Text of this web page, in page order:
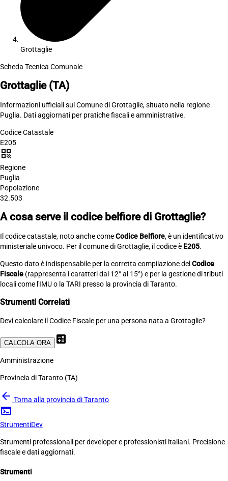
Grottaglie
Scheda Tecnica Comunale
Grottaglie (TA)
Informazioni ufficiali sul Comune di Grottaglie, situato nella regione
Puglia. Dati aggiornati per pratiche fiscali e amministrative.
Codice Catastale
E205
qr_code
Regione
Puglia
Popolazione
32.503
A cosa serve il codice belfiore di Grottaglie?
Il codice catastale, noto anche comeCodice Belfiore, è un identificativo
ministeriale univoco. Per il comune di Grottaglie, il codice è E205.
Questo dato è indispensabile per la corretta compilazione del Codice
Fiscale (rappresenta i caratteri dal 12° al 15°) e per la gestione di tributi
locali come l'IMU o la TARI presso la provincia di Taranto.
Strumenti Correlati
Devi calcolare il Codice Fiscale per una persona nata a Grottaglie?
CALCOLA ORA calculate
Amministrazione
Provincia di Taranto (TA)
arrow_back Torna alla provincia di Taranto
terminal
StrumentiDev
Strumenti professionali per developer e professionisti italiani. Precisione
fiscale e dati aggiornati.
Strumenti